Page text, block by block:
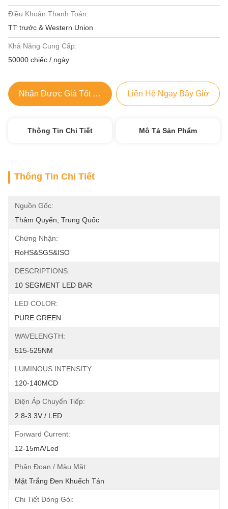
Điều Khoản Thanh Toán:
TT trước & Western Union
Khả Năng Cung Cấp:
50000 chiếc / ngày
Nhận Được Giá Tốt Nhất Liên Hệ Ngay Bây Giờ
Thông Tin Chi Tiết Mô Tả Sản Phẩm
Thông Tin Chi Tiết
Nguồn Gốc:
Thâm Quyến, Trung Quốc
Chứng Nhận:
RoHS&SGS&ISO
DESCRIPTIONS:
10 SEGMENT LED BAR
LED COLOR:
PURE GREEN
WAVELENGTH:
515-525NM
LUMINOUS INTENSITY:
120-140MCD
Điện Áp Chuyển Tiếp:
2.8-3.3V / LED
Forward Current:
12-15mA/led
Phân Đoạn / Màu Mặt:
Mặt Trắng Đen Khuếch Tán
Chi Tiết Đóng Gói: